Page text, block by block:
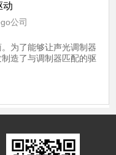
动
公司
为了能够让声光调制器
造了与调制器匹配的驱